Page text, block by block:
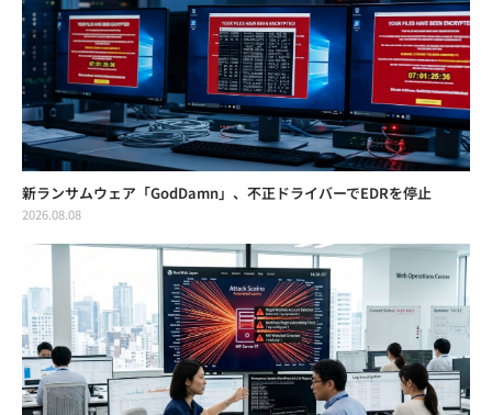
新ランサムウェア「GodDamn」、不正ドライバーでEDRを停止
2026.08.08